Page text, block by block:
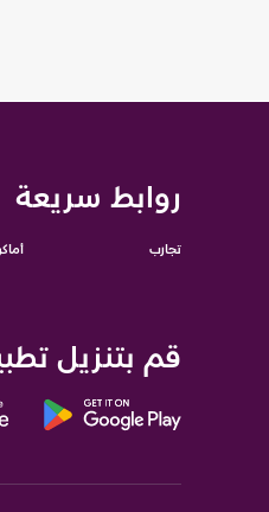
روابط سريعة
تجارب
قم بتنزيل